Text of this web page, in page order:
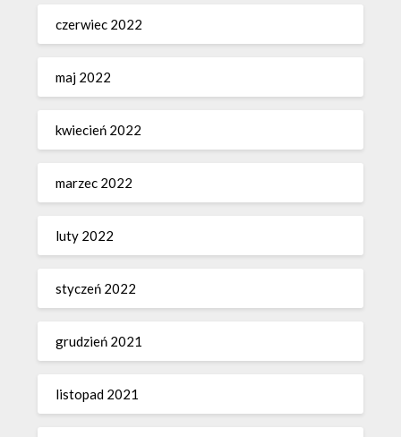
czerwiec 2022
maj 2022
kwiecień 2022
marzec 2022
luty 2022
styczeń 2022
grudzień 2021
listopad 2021